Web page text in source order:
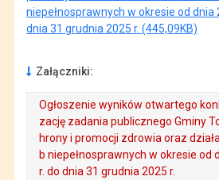
niepełnosprawnych w okresie od dnia
dnia 31 grudnia 2025 r. (445,09KB)
Załączniki:
Ogłoszenie wyników otwartego
zację zadania publicznego Gminy
hrony i promocji zdrowia oraz
b niepełnosprawnych w okresie od
r. do dnia 31 grudnia 2025 r.